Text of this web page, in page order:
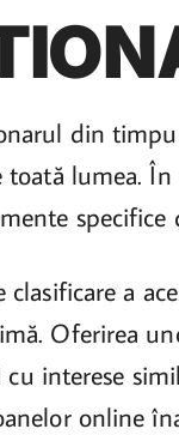
din
toată lumea.
a
Oferirea
interese
online